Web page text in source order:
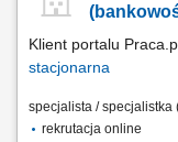
biznesowych; Sprzedaż
Klient portalu
stacjonarna
specjalista / specjalistka
rekrutacja online